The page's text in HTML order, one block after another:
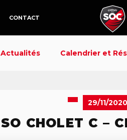
CONTACT
Actualités Calendrier et
29/11/
SO CHOLET C –